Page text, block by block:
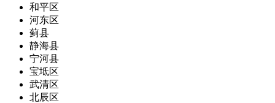
和平区
河东区
蓟县
静海县
宁河县
宝坻区
武清区
北辰区